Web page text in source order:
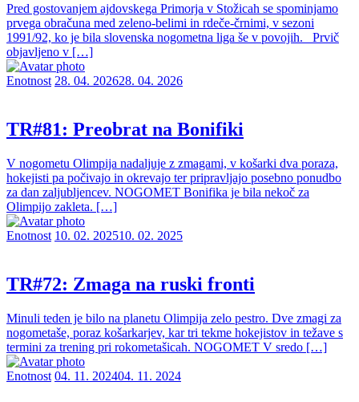
Pred gostovanjem ajdovskega Primorja v Stožicah se spominjamo
prvega obračuna med zeleno-belimi in rdeče-črnimi, v sezoni
1991/92, ko je bila slovenska nogometna liga še v povojih. Prvič
objavljeno v […]
Enotnost 28. 04. 202628. 04. 2026
TR#81: Preobrat na Bonifiki
V nogometu Olimpija nadaljuje z zmagami, v košarki dva poraza,
hokejisti pa počivajo in okrevajo ter pripravljajo posebno ponudbo
za dan zaljubljencev. NOGOMET Bonifika je bila nekoč za
Olimpijo zakleta. […]
Enotnost 10. 02. 202510. 02. 2025
TR#72: Zmaga na ruski fronti
Minuli teden je bilo na planetu Olimpija zelo pestro. Dve zmagi za
nogometaše, poraz košarkarjev, kar tri tekme hokejistov in težave s
termini za trening pri rokometašicah. NOGOMET V sredo […]
Enotnost 04. 11. 202404. 11. 2024